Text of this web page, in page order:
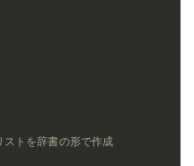
トを辞書の形で作成